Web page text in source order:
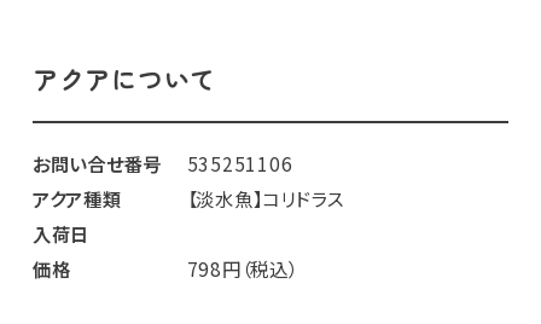
アクアについて
お問い合せ番号
535251106
アクア種類
【淡水魚】コリドラス
入荷日
価格
798円（税込）